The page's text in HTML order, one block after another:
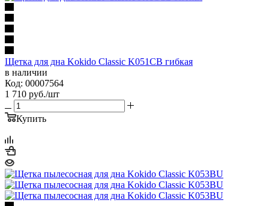
Щетка для дна Kokido Classic K051CB гибкая
в наличии
Код: 00007564
1 710 руб./шт
Купить